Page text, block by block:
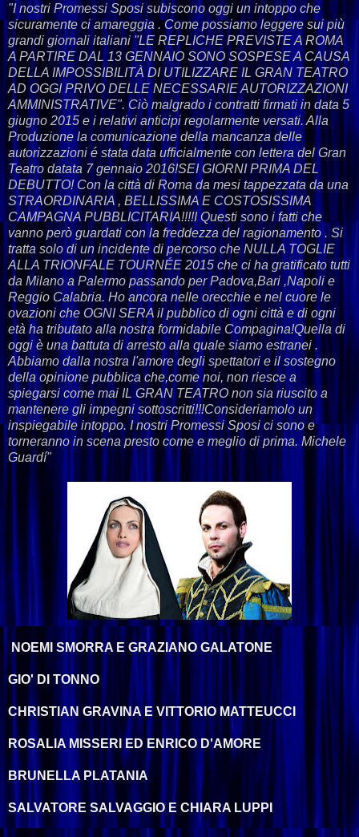
"I nostri Promessi Sposi subiscono oggi un intoppo che
sicuramente ci amareggia . Come possiamo leggere sui più
grandi giornali italiani "LE REPLICHE PREVISTE A ROMA
A PARTIRE DAL 13 GENNAIO SONO SOSPESE A CAUSA
DELLA IMPOSSIBILITÀ DI UTILIZZARE IL GRAN TEATRO
AD OGGI PRIVO DELLE NECESSARIE AUTORIZZAZIONI
AMMINISTRATIVE". Ciò malgrado i contratti firmati in data 5
giugno 2015 e i relativi anticipi regolarmente versati. Alla
Produzione la comunicazione della mancanza delle
autorizzazioni é stata data ufficialmente con lettera del Gran
Teatro datata 7 gennaio 2016!SEI GIORNI PRIMA DEL
DEBUTTO! Con la città di Roma da mesi tappezzata da una
STRAORDINARIA , BELLISSIMA E COSTOSISSIMA
CAMPAGNA PUBBLICITARIA!!!!I Questi sono i fatti che
vanno però guardati con la freddezza del ragionamento . Si
tratta solo di un incidente di percorso che NULLA TOGLIE
ALLA TRIONFALE TOURNÉE 2015 che ci ha gratificato tutti
da Milano a Palermo passando per Padova,Bari ,Napoli e
Reggio Calabria. Ho ancora nelle orecchie e nel cuore le
ovazioni che OGNI SERA il pubblico di ogni città e di ogni
età ha tributato alla nostra formidabile Compagina!Quella di
oggi è una battuta di arresto alla quale siamo estranei .
Abbiamo dalla nostra l'amore degli spettatori e il sostegno
della opinione pubblica che,come noi, non riesce a
spiegarsi come mai IL GRAN TEATRO non sia riuscito a
mantenere gli impegni sottoscritti!!!Consideriamolo un
inspiegabile intoppo. I nostri Promessi Sposi ci sono e
torneranno in scena presto come e meglio di prima. Michele
Guardí"
NOEMI SMORRA E GRAZIANO GALATONE
GIO' DI TONNO
CHRISTIAN GRAVINA E VITTORIO MATTEUCCI
ROSALIA MISSERI ED ENRICO D'AMORE
BRUNELLA PLATANIA
SALVATORE SALVAGGIO E CHIARA LUPPI